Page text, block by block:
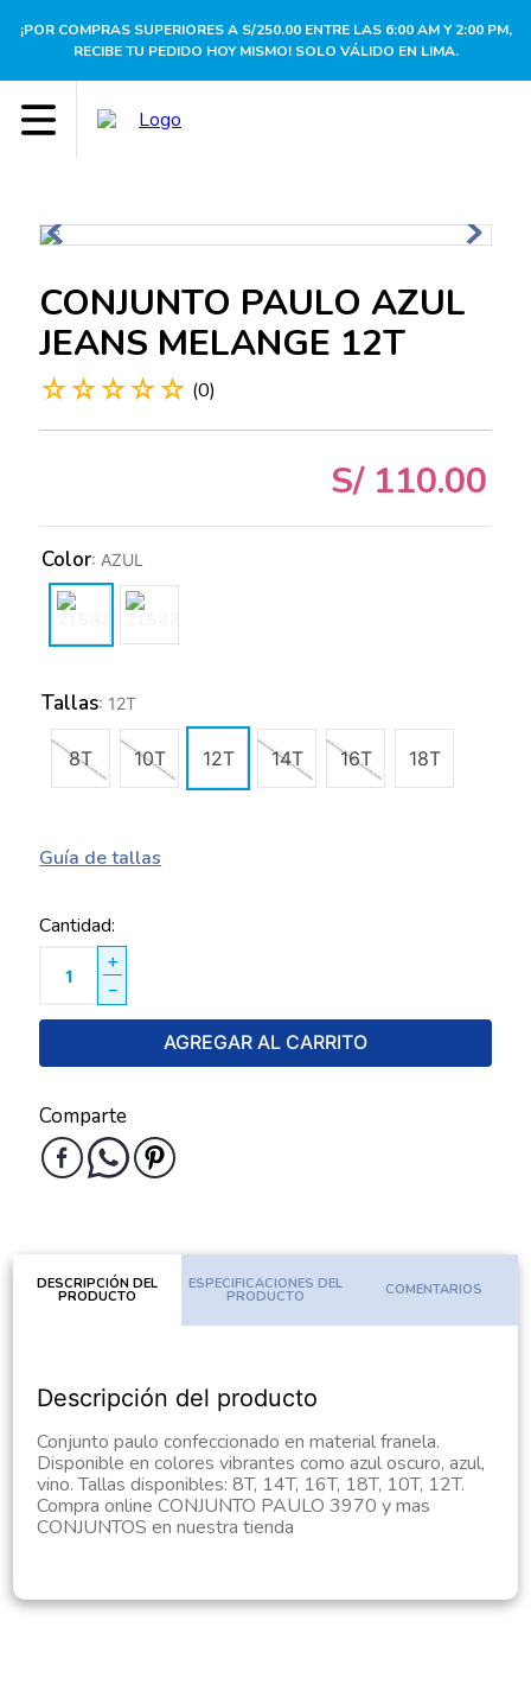
¡POR COMPRAS SUPERIORES A S/250.00 ENTRE LAS 6:00 AM Y 2:00 PM,
RECIBE TU PEDIDO HOY MISMO! SOLO VÁLIDO EN LIMA.
CONJUNTO PAULO AZUL
JEANS MELANGE 12T
☆☆☆☆☆ (0)
S/ 110.00
Tallas: 12T
8T 10T 12T 14T 16T 18T
Color: AZUL
Guía de tallas
Cantidad
＋
－
AGREGAR AL CARRITO
Comparte
DESCRIPCIÓN DEL
PRODUCTO
ESPECIFICACIONES DEL
PRODUCTO COMENTARIOS
Descripción del producto
Conjunto paulo confeccionado en material franela.
Disponible en colores vibrantes como azul oscuro, azul,
vino. Tallas disponibles: 8T, 14T, 16T, 18T, 10T, 12T.
Compra online CONJUNTO PAULO 3970 y mas
CONJUNTOS en nuestra tienda